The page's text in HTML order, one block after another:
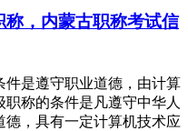
，内蒙古职称考试信
件是遵守职业道德，由计算
称的条件是凡遵守中华人
德，具有一定计算机技术应